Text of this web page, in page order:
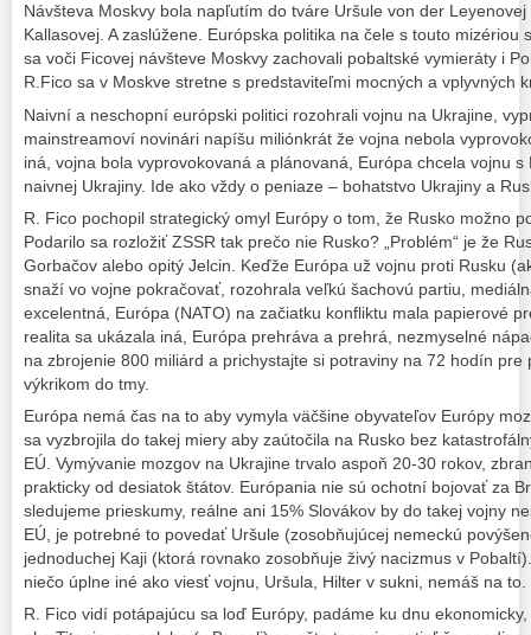
Návšteva Moskvy bola napľutím do tváre Uršule von der
Kallasovej. A zaslúžene. Európska politika na čele s touto mizériou
sa voči Ficovej návšteve Moskvy zachovali pobaltské vymieráty i
R.Fico sa v Moskve stretne s predstaviteľmi mocných a vplyvných
Naivní a neschopní európski politici rozohrali vojnu na Ukrajine,
mainstreamoví novinári napíšu miliónkrát že vojna nebola
iná, vojna bola vyprovokovaná a plánovaná, Európa chcela vojnu
naivnej Ukrajiny. Ide ako vždy o peniaze – bohatstvo Ukrajiny a
R. Fico pochopil strategický omyl Európy o tom, že Rusko možno
Podarilo sa rozložiť ZSSR tak prečo nie Rusko? „Problém“ je že
Gorbačov alebo opitý Jelcin. Keďže Európa už vojnu proti Rusku
snaží vo vojne pokračovať, rozohrala veľkú šachovú partiu,
excelentná, Európa (NATO) na začiatku konfliktu mala papierové
realita sa ukázala iná, Európa prehráva a prehrá, nezmyselné
na zbrojenie 800 miliárd a prichystajte si potraviny na 72 hodín pre
výkrikom do tmy.
Európa nemá čas na to aby vymyla väčšine obyvateľov Európy
sa vyzbrojila do takej miery aby zaútočila na Rusko bez
EÚ. Vymývanie mozgov na Ukrajine trvalo aspoň 20-30 rokov,
prakticky od desiatok štátov. Európania nie sú ochotní bojovať za
sledujeme prieskumy, reálne ani 15% Slovákov by do takej vojny
EÚ, je potrebné to povedať Uršule (zosobňujúcej nemeckú
jednoduchej Kaji (ktorá rovnako zosobňuje živý nacizmus v
niečo úplne iné ako viesť vojnu, Uršula, Hilter v sukni, nemáš na to.
R. Fico vidí potápajúcu sa loď Európy, padáme ku dnu